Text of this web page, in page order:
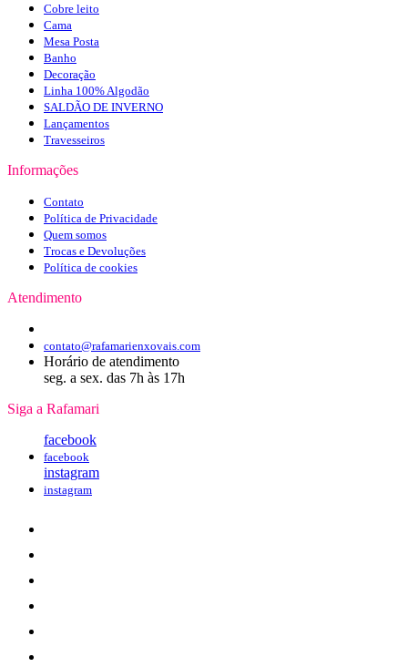
Cobre leito
Cama
Mesa Posta
Banho
Decoração
Linha 100% Algodão
SALDÃO DE INVERNO
Lançamentos
Travesseiros
Informações
Contato
Política de Privacidade
Quem somos
Trocas e Devoluções
Política de cookies
Atendimento
contato@rafamarienxovais.com
Horário de atendimento
seg. a sex. das 7h às 17h
Siga a Rafamari
facebook
facebook
instagram
instagram